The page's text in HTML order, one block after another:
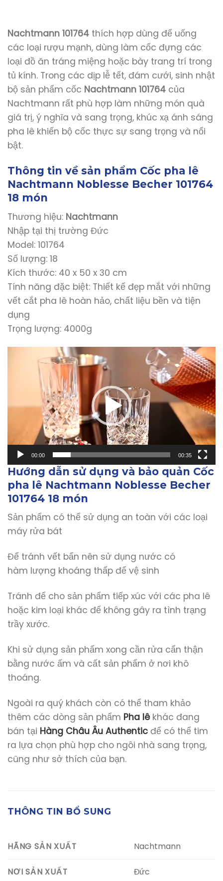
Nachtmann 101764 thích hợp dùng để uống
các loại rượu mạnh, dùng làm cốc đựng các
loại đồ ăn tráng miệng hoặc bày trang trí trong
tủ kính. Trong các dịp lễ tết, đám cưới, sinh nhật
bộ sản phẩm cốc Nachtmann 101764 của
Nachtmann rất phù hợp làm những món quà
giá trị, ý nghĩa và sang trọng, khúc xạ ánh sáng
pha lê khiến bộ cốc thực sự sang trọng và nổi
bật.
Thông tin về sản phẩm Cốc pha lê
Nachtmann Noblesse Becher 101764
18 món
Thương hiệu: Nachtmann
Nhập tại thị trường Đức
Model: 101764
Số lượng: 18
Kích thước: ‎40 x 50 x 30 cm
Tính năng đặc biệt: Thiết kế đẹp mắt với những
vết cắt pha lê hoàn hảo, chất liệu bền và tiện
dụng
Trọng lượng: 4000g
00:00 00:35
Hướng dẫn sử dụng và bảo quản Cốc
pha lê Nachtmann Noblesse Becher
101764 18 món
Sản phẩm có thể sử dụng an toàn với các loại
máy rửa bát
Để tránh vết bẩn nên sử dụng nước có
hàm lượng khoáng thấp để vệ sinh
Tránh để cho sản phẩm tiếp xúc với các pha lê
hoặc kim loại khác để không gây ra tình trạng
trầy xước.
Khi sử dụng sản phẩm xong cần rửa cẩn thận
bằng nước ấm và cất sản phẩm ở nơi khô
thoáng.
Ngoài ra quý khách còn có thể tham khảo
thêm các dòng sản phẩm Pha lêkhác đang
bán tại Hàng Châu Âu Authentic để có thể tim
ra lựa chọn phù hợp cho ngôi nhà sang trọng,
cũng như sở thích của bạn.
THÔNG TIN BỔ SUNG
HÃNG SẢN XUẤT Nachtmann
NƠI SẢN XUẤT Đức